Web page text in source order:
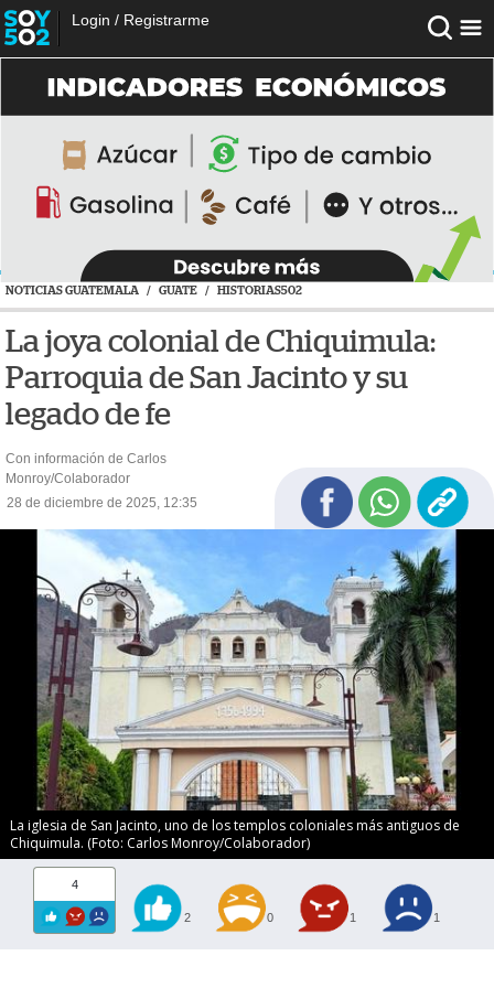
Login / Registrarme
NOTICIAS GUATEMALA / GUATE / HISTORIAS502
La joya colonial de Chiquimula:
Parroquia de San Jacinto y su
legado de fe
Con información de Carlos
Monroy/Colaborador
28 de diciembre de 2025, 12:35
La iglesia de San Jacinto, uno de los templos coloniales más antiguos de
Chiquimula. (Foto: Carlos Monroy/Colaborador)
4
2 0 1 1